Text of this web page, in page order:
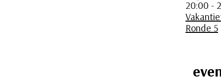
20:00 -
Ronde 5